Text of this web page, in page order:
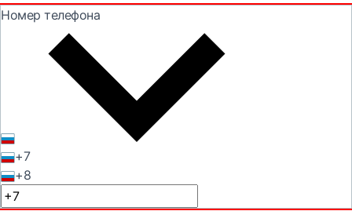
Номер телефона
+7
+8